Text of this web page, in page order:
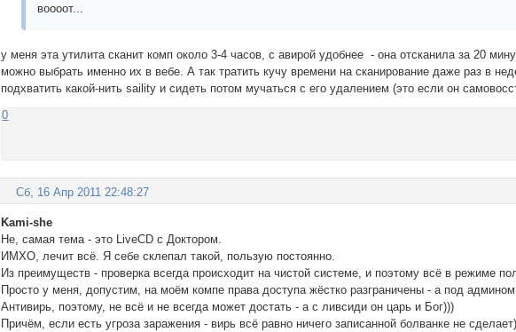
воооот...
у меня эта утилита сканит комп около 3-4 часов, с авирой удобнее - она отсканила за 20
можно выбрать именно их в вебе. А так тратить кучу времени на сканирование даже раз в
подхватить какой-нить saility и сидеть потом мучаться с его удалением (это если он
0
Сб, 16 Апр 2011 22:48:27
Kami-she
Не, самая тема - это LiveCD с Доктором.
ИМХО, лечит всё. Я себе склепал такой, пользую постоянно.
Из преимуществ - проверка всегда происходит на чистой системе, и поэтому всё в режиме
Просто у меня, допустим, на моём компе права доступа жёстко разграничены - а под
Антивирь, поэтому, не всё и не всегда может достать - а с ливсиди он царь и Бог)))
Причём, если есть угроза заражения - вирь всё равно ничего записанной болванке не